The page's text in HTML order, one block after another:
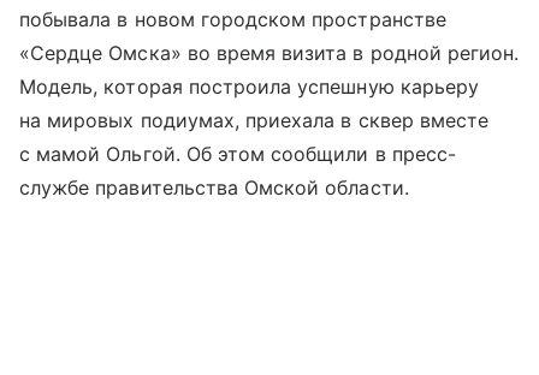
побывала в новом городском пространстве
«Сердце Омска» во время визита в родной регион.
Модель, которая построила успешную карьеру
на мировых подиумах, приехала в сквер вместе
с мамой Ольгой. Об этом сообщили в пресс-
службе правительства Омской области.